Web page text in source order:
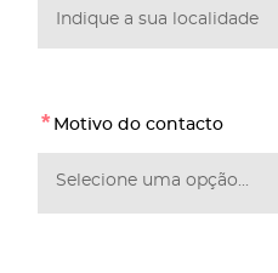
* Motivo do contacto
Selecione uma opção...